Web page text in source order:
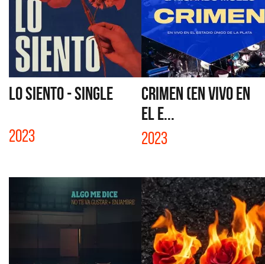
LO SIENTO - SINGLE
2023
CRIMEN (EN VIVO EN
EL E...
2023